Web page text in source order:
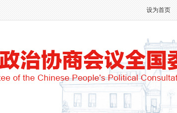
设为首页